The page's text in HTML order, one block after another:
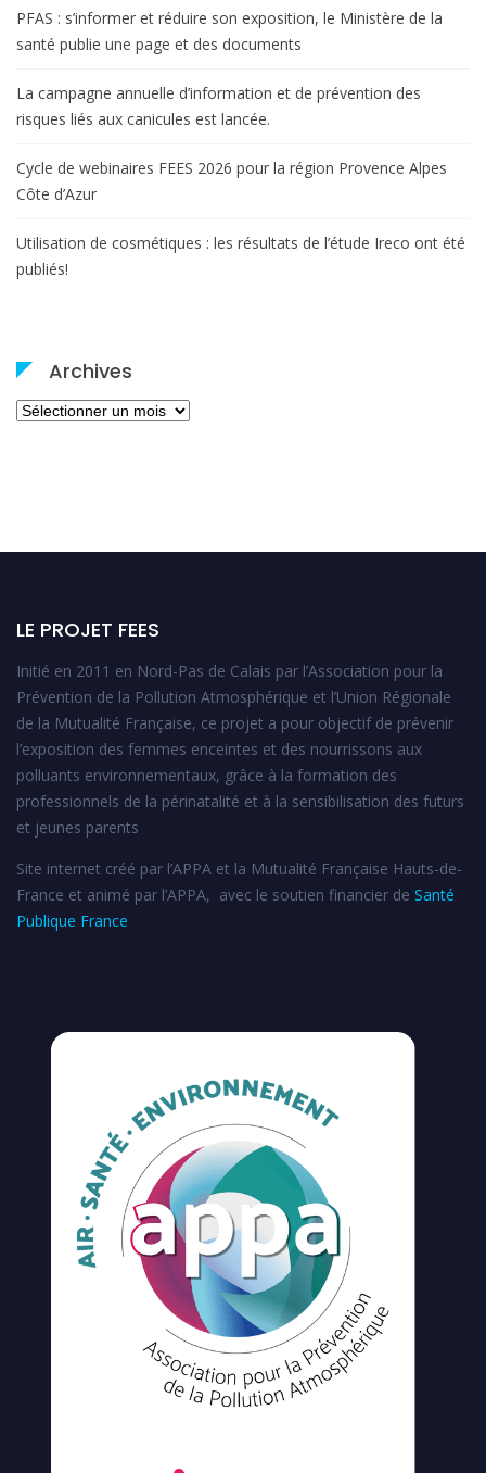
PFAS : s’informer et réduire son exposition, le Ministère de la
santé publie une page et des documents
La campagne annuelle d’information et de prévention des
risques liés aux canicules est lancée.
Cycle de webinaires FEES 2026 pour la région Provence Alpes
Côte d’Azur
Utilisation de cosmétiques : les résultats de l’étude Ireco ont été
publiés!
Archives
Archives
LE PROJET FEES
Initié en 2011 en Nord-Pas de Calais par l’Association pour la
Prévention de la Pollution Atmosphérique et l’Union Régionale
de la Mutualité Française, ce projet a pour objectif de prévenir
l’exposition des femmes enceintes et des nourrissons aux
polluants environnementaux, grâce à la formation des
professionnels de la périnatalité et à la sensibilisation des futurs
et jeunes parents
Site internet créé par l’APPA et la Mutualité Française Hauts-de-
France et animé par l’APPA, avec le soutien financier de Santé
Publique France